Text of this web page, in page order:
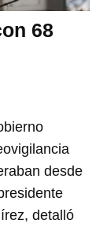
68
desde
detalló